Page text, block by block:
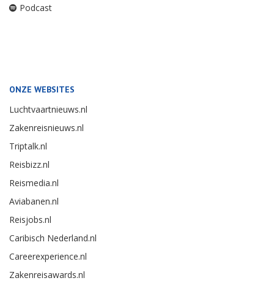
Podcast
ONZE WEBSITES
Luchtvaartnieuws.nl
Zakenreisnieuws.nl
Triptalk.nl
Reisbizz.nl
Reismedia.nl
Aviabanen.nl
Reisjobs.nl
Caribisch Nederland.nl
Careerexperience.nl
Zakenreisawards.nl